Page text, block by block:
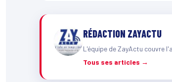
RÉDACTION ZAYACTU
L'équipe de ZayActu couvre
Tous ses articles →